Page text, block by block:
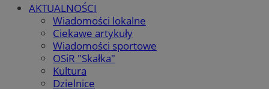
AKTUALNOŚCI
Wiadomości lokalne
Ciekawe artykuły
Wiadomości sportowe
OSiR "Skałka"
Kultura
Dzielnice